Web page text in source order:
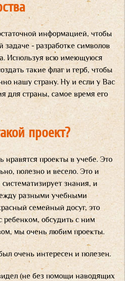
информацией, чтобы
задаче - разработке символов
Используя всю имеющуюся
такие флаг и герб, чтобы
нашу страну. Ну и если у Вас
для страны, самое время его
проект?
проекты в учебе. Это
полезно и весело. Это и
знания, и
разными учебными
семейный досуг, это
ребенком, обсудить с ним
мы очень любим проекты.
очень интересен и полезен.
(не без помощи наводящих